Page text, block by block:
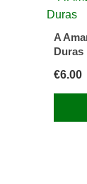
A
Duras
€6.00